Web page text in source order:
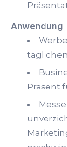
Anwendung
Präsent